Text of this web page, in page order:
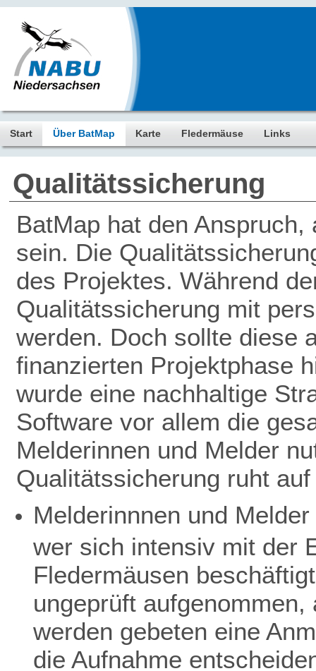
Start Über BatMap Karte Fledermäuse Links
Qualitätssicherung
BatMap hat den
sein. Die
des Projektes. Während
Qualitätssicherung mit
werden. Doch sollte diese
finanzierten Projektphase
wurde eine nachhaltige
Software vor allem die
Melderinnen und Melder
Qualitätssicherung ruht
Melderinnnen und
wer sich intensiv mit der
Fledermäusen
ungeprüft
werden gebeten eine
die Aufnahme